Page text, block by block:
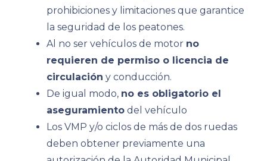
prohibiciones y limitaciones que garantice
la seguridad de los peatones.
Al no ser vehículos de motor no
requieren de permiso o licencia de
circulación y conducción.
De igual modo, no es obligatorio el
aseguramiento del vehículo
Los VMP y/o ciclos de más de dos ruedas
deben obtener previamente una